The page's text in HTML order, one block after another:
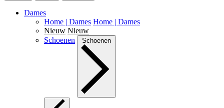
Dames
Home | Dames Home | Dames
Nieuw Nieuw
Schoenen
Schoenen